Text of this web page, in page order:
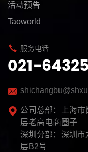
活动预告
Taoworld
服务电话
021-
公司总部：上海
层老高电商圈子
深圳分部：深圳
层B2号